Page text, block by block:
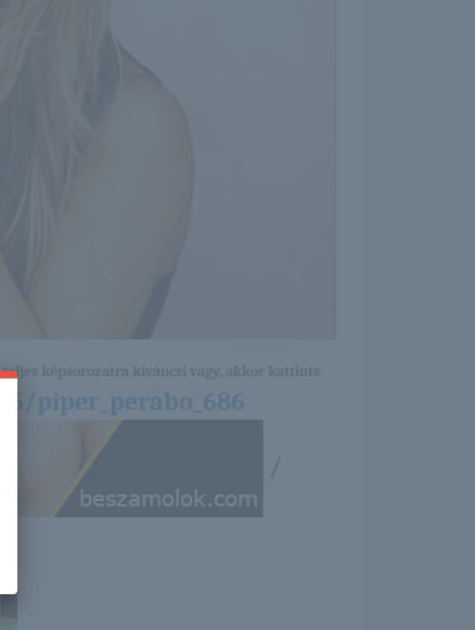
képsorozatra kíváncsi vagy, akkor kattints
piper_perabo_686